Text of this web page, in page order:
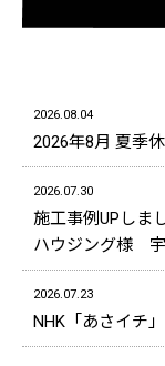
2026.08.04
2026年8月 夏季
2026.07.30
施工事例UPしま
ハウジング様
2026.07.23
NHK「あさイチ